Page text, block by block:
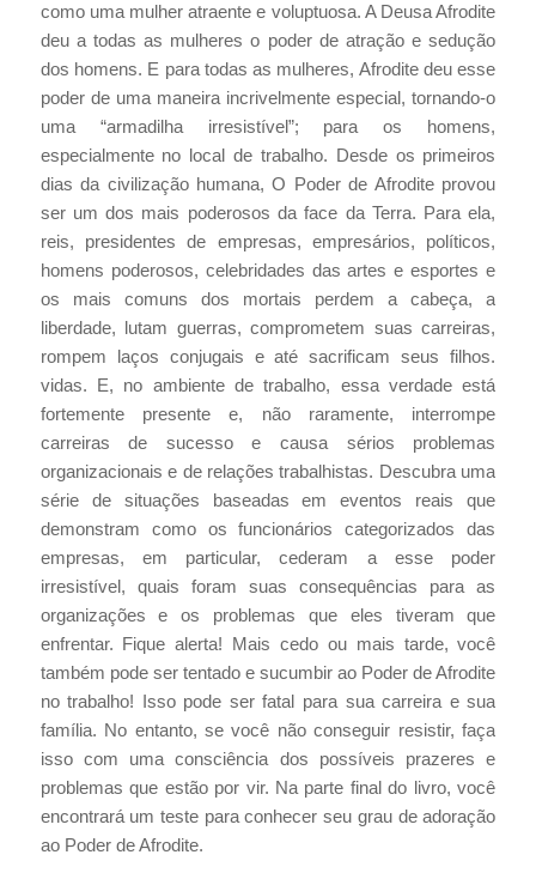
como uma mulher atraente e voluptuosa. A Deusa Afrodite
deu a todas as mulheres o poder de atração e sedução
dos homens. E para todas as mulheres, Afrodite deu esse
poder de uma maneira incrivelmente especial, tornando-o
uma “armadilha irresistível”; para os homens,
especialmente no local de trabalho. Desde os primeiros
dias da civilização humana, O Poder de Afrodite provou
ser um dos mais poderosos da face da Terra. Para ela,
reis, presidentes de empresas, empresários, políticos,
homens poderosos, celebridades das artes e esportes e
os mais comuns dos mortais perdem a cabeça, a
liberdade, lutam guerras, comprometem suas carreiras,
rompem laços conjugais e até sacrificam seus filhos.
vidas. E, no ambiente de trabalho, essa verdade está
fortemente presente e, não raramente, interrompe
carreiras de sucesso e causa sérios problemas
organizacionais e de relações trabalhistas. Descubra uma
série de situações baseadas em eventos reais que
demonstram como os funcionários categorizados das
empresas, em particular, cederam a esse poder
irresistível, quais foram suas consequências para as
organizações e os problemas que eles tiveram que
enfrentar. Fique alerta! Mais cedo ou mais tarde, você
também pode ser tentado e sucumbir ao Poder de Afrodite
no trabalho! Isso pode ser fatal para sua carreira e sua
família. No entanto, se você não conseguir resistir, faça
isso com uma consciência dos possíveis prazeres e
problemas que estão por vir. Na parte final do livro, você
encontrará um teste para conhecer seu grau de adoração
ao Poder de Afrodite.